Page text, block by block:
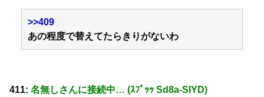
>>409
あの程度で替えてたらきりがないわ
411: 名無しさんに接続中… (ｽﾌﾟｯｯ Sd8a-SIYD)